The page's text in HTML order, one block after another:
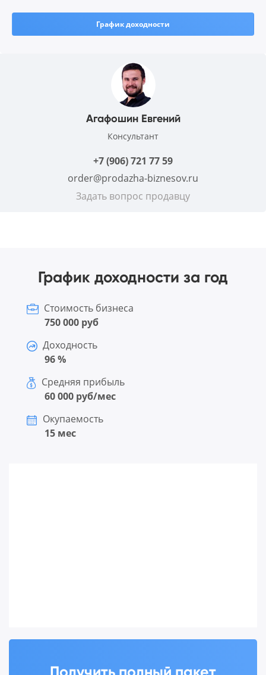
График доходности
Агафошин Евгений
Консультант
+7 (906) 721 77 59
order@prodazha-biznesov.ru
Задать вопрос продавцу
График доходности за год
Стоимость бизнеса
750 000 руб
Доходность
96 %
Средняя прибыль
60 000 руб/мес
Окупаемость
15 мес